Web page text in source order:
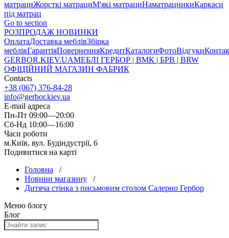
матрациЖорсткі матрациМ'які матрациНаматрацникиКаркаси
під матрац
Go to section
РОЗПРОДАЖ НОВИНКИ
ОплатаДоставка меблівЗбірка
меблівГарантіяПоверненняКредитКаталогиФотоВідгуки
GERBOR.KIEV.UAМЕБЛI ГЕРБОР | ВМК | БРВ | BRW
ОФІЦІЙНИЙ МАГАЗИН ФАБРИК
Contacts
+38 (067) 376-84-28
info@gerbor.kiev.ua
E-mail адреса
Пн-Пт 09:00—20:00
Сб-Нд 10:00—16:00
Часи роботи
м.Київ, вул. Будіндустрії, 6
Подивитися на карті
Головна /
Новини магазину /
Дитяча стінка з письмовим столом Салерно Гербор
Меню блогу
Блог